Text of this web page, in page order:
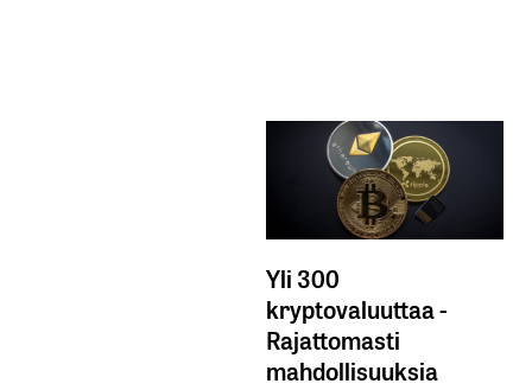
Yli 300
kryptovaluuttaa -
Rajattomasti
mahdollisuuksia